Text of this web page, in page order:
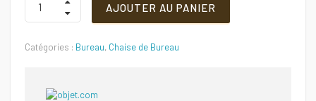
était :est :
ROND
Quantité
AJOUTER AU PANIER
Catégories : Bureau, Chaise de Bureau